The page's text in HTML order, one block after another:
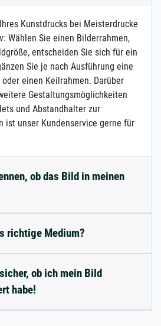
Kunstdrucks bei Meisterdrucke
Wählen Sie einen Bilderrahmen,
entscheiden Sie sich für ein
Sie je nach Ausführung eine
einen Keilrahmen. Darüber
Gestaltungsmöglichkeiten
und Abstandhalter zur
ist unser Kundenservice gerne für
ob das Bild in meinen
richtige Medium?
ob ich mein Bild
habe!